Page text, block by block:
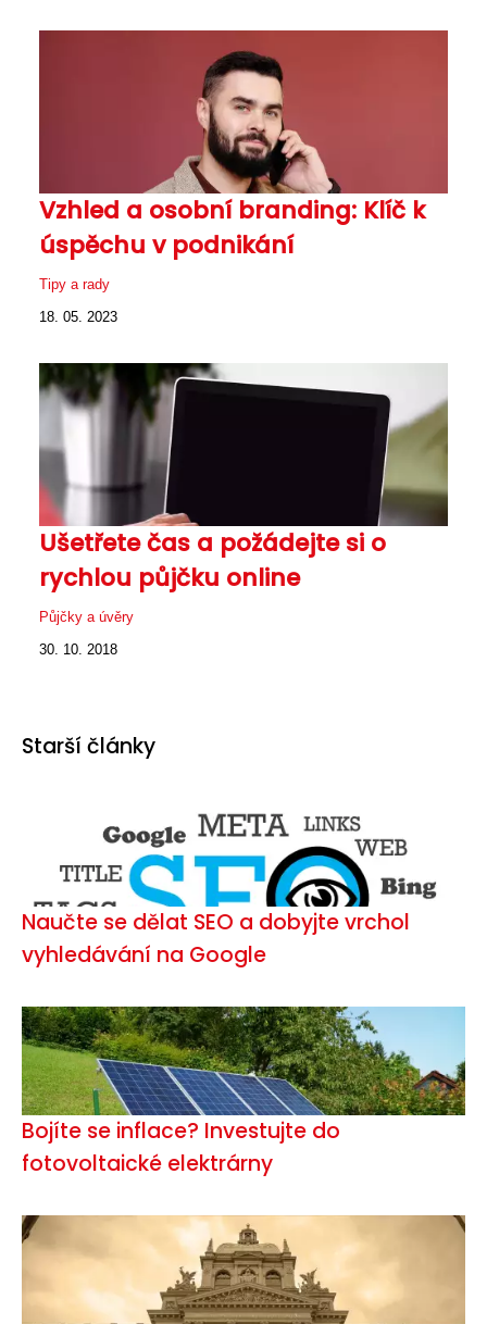
Vzhled a osobní branding: Klíč k
úspěchu v podnikání
Tipy a rady
18. 05. 2023
Ušetřete čas a požádejte si o
rychlou půjčku online
Půjčky a úvěry
30. 10. 2018
Starší články
Naučte se dělat SEO a dobyjte vrchol
vyhledávání na Google
Bojíte se inflace? Investujte do
fotovoltaické elektrárny